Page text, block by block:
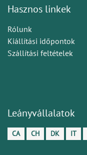
Hasznos linkek
Rólunk
Kiállítási időpontok
Szállítási feltételek
Leányvállalatok
CA CH DK IT